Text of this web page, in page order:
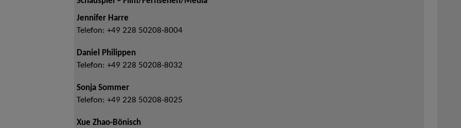
Jennifer Harre
Telefon: +49 228 50208-8004
Daniel Philippen
Telefon: +49 228 50208-8032
Sonja Sommer
Telefon: +49 228 50208-8025
Xue Zhao-Bönisch